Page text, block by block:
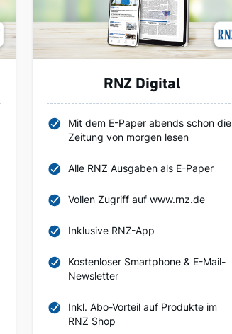
RNZ Digital
Mit dem E-Paper abends schon die
Zeitung von morgen lesen
Alle RNZ Ausgaben als E-Paper
Vollen Zugriff auf www.rnz.de
Inklusive RNZ-App
Kostenloser Smartphone & E-Mail-
Newsletter
Inkl. Abo-Vorteil auf Produkte im
RNZ Shop